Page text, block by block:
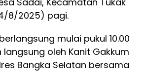
8/2025) pagi.
mulai pukul 10.00
langsung oleh Kanit Gakkum
Bangka Selatan bersama